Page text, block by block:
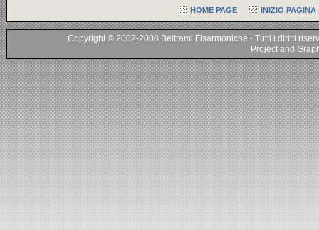
HOME PAGE INIZIO PAGINA
Copyright © 2002-2008 Beltrami Fisarmoniche - Tutti i diritti
Project and